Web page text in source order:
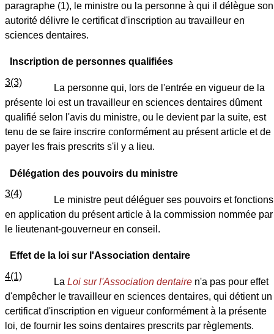
paragraphe (1), le ministre ou la personne à qui il délègue son
autorité délivre le certificat d'inscription au travailleur en
sciences dentaires.
Inscription de personnes qualifiées
3(3)
La personne qui, lors de l'entrée en vigueur de la
présente loi est un travailleur en sciences dentaires dûment
qualifié selon l'avis du ministre, ou le devient par la suite, est
tenu de se faire inscrire conformément au présent article et de
payer les frais prescrits s'il y a lieu.
Délégation des pouvoirs du ministre
3(4)
Le ministre peut déléguer ses pouvoirs et fonctions
en application du présent article à la commission nommée par
le lieutenant-gouverneur en conseil.
Effet de la loi sur l'Association dentaire
4(1)
La Loi sur l'Association dentaire n'a pas pour effet
d'empêcher le travailleur en sciences dentaires, qui détient un
certificat d'inscription en vigueur conformément à la présente
loi, de fournir les soins dentaires prescrits par règlements.